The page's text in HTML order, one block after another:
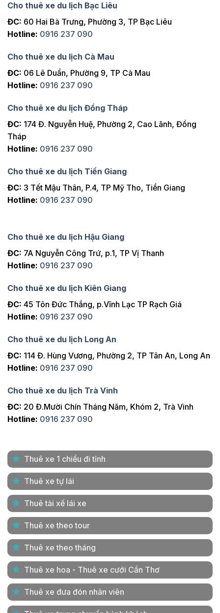
Cho thuê xe du lịch Bạc Liêu
ĐC: 60 Hai Bà Trưng, Phường 3, TP Bạc Liêu
Hotline: 0916 237 090
Cho thuê xe du lịch Cà Mau
ĐC: 06 Lê Duẩn, Phường 9, TP Cà Mau
Hotline: 0916 237 090
Cho thuê xe du lịch Đồng Tháp
ĐC: 174 Đ. Nguyễn Huệ, Phường 2, Cao Lãnh, Đồng
Tháp
Hotline: 0916 237 090
Cho thuê xe du lịch Tiền Giang
ĐC: 3 Tết Mậu Thân, P.4, TP Mỹ Tho, Tiền Giang
Hotline: 0916 237 090
Cho thuê xe du lịch Hậu Giang
ĐC: 7A Nguyễn Công Trứ, p.1, TP Vị Thanh
Hotline: 0916 237 090
Cho thuê xe du lịch Kiên Giang
ĐC: 45 Tôn Đức Thắng, p.Vĩnh Lạc TP Rạch Giá
Hotline: 0916 237 090
Cho thuê xe du lịch Long An
ĐC: 114 Đ. Hùng Vương, Phường 2, TP Tân An, Long An
Hotline: 0916 237 090
Cho thuê xe du lịch Trà Vinh
ĐC: 20 Đ.Mười Chín Tháng Năm, Khóm 2, Trà Vinh
Hotline: 0916 237 090
Thuê xe 1 chiều đi tỉnh
Thuê xe tự lái
Thuê tài xế lái xe
Thuê xe theo tour
Thuê xe theo tháng
Thuê xe hoa - Thuê xe cưới Cần Thơ
Thuê xe đưa đón nhân viên